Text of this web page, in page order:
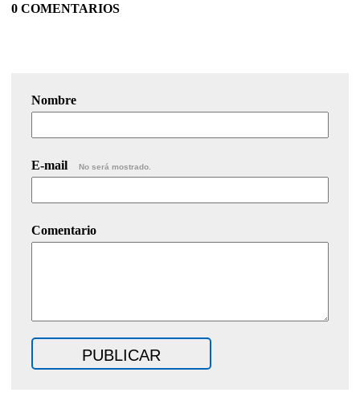
0 COMENTARIOS
Nombre
E-mail No será mostrado.
Comentario